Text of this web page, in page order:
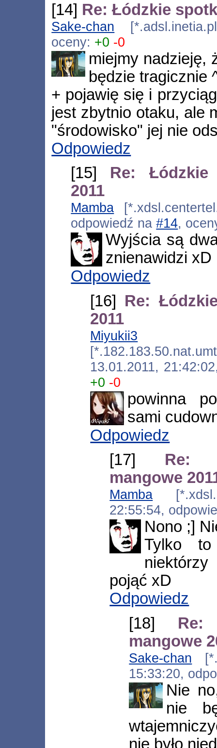
[14] Re: Łódzkie
Sake-chan
oceny: +0 -0
miejmy nadzieję,
będzie tragicznie
+ pojawię się i
jest zbytnio otaku, ale
"środowisko" jej nie
Odpowiedz
[15] Re: Łódzkie
2011
Mamba
odpowiedź na#14,
Wyjścia są
znienawidzi xD
Odpowiedz
[16] Re:
2011
Miyukii3
13.01.2011,
+0 -0
powinna
sami
Odpowiedz
[17] Re:
mangowe
Mamba
22:55:54,
Nono ;]
Tylko
pojąć xD
Odpowiedz
[18] Re:
mangowe
Sake-chan
15:33:20,
Nie
nie
nie było